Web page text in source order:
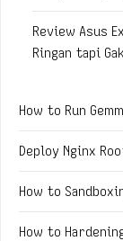
Review Asus
Ringan tapi
How to Run
Deploy Nginx
How to
How to